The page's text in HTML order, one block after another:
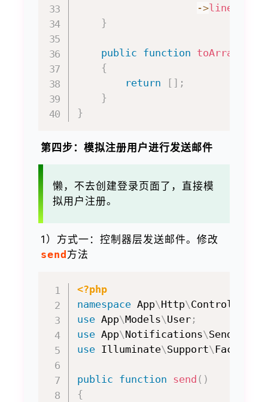
->line
}
public function toArray
{
return
[ ] ;
}
}
第四步：模拟注册用户进行发送邮件
懒，不去创建登录页面了，直接模
拟用户注册。
1）方式一：控制器层发送邮件。修改
send 方法
<?php
namespace App\Http\Controllers
use App\Models\User;
use App\Notifications\
use Illuminate\Support\ Facades
public function send ( )
{